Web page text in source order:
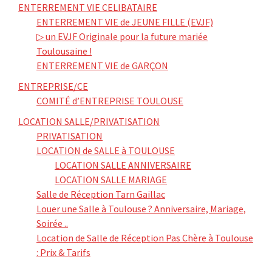
ENTERREMENT VIE CELIBATAIRE
ENTERREMENT VIE de JEUNE FILLE (EVJF)
▷ un EVJF Originale pour la future mariée
Toulousaine !
ENTERREMENT VIE de GARÇON
ENTREPRISE/CE
COMITÉ d’ENTREPRISE TOULOUSE
LOCATION SALLE/PRIVATISATION
PRIVATISATION
LOCATION de SALLE à TOULOUSE
LOCATION SALLE ANNIVERSAIRE
LOCATION SALLE MARIAGE
Salle de Réception Tarn Gaillac
Louer une Salle à Toulouse ? Anniversaire, Mariage,
Soirée ..
Location de Salle de Réception Pas Chère à Toulouse
: Prix & Tarifs